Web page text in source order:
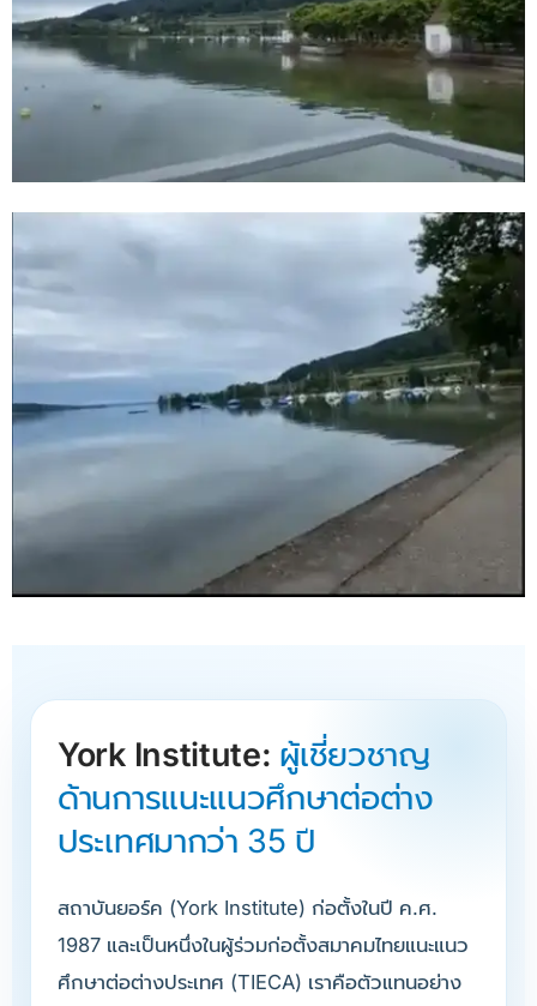
York Institute: ผู้เชี่ยวชาญ
ด้านการแนะแนวศึกษาต่อต่าง
ประเทศมากว่า 35 ปี
สถาบันยอร์ค (York Institute) ก่อตั้งในปี ค.ศ.
1987 และเป็นหนึ่งในผู้ร่วมก่อตั้งสมาคมไทยแนะแนว
ศึกษาต่อต่างประเทศ (TIECA) เราคือตัวแทนอย่าง